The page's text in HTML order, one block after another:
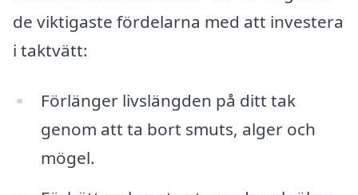
de viktigaste fördelarna med att investera
i taktvätt:
Förlänger livslängden på ditt tak
genom att ta bort smuts, alger och
mögel.